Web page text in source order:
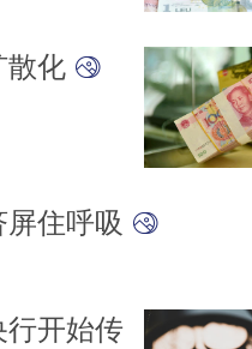
散化
住呼吸
开始传